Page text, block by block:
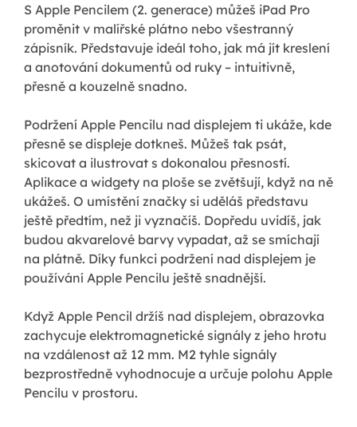
S Apple Pencilem (2. generace) můžeš iPad Pro
proměnit v malířské plátno nebo všestranný
zápisník. Představuje ideál toho, jak má jít kreslení
a anotování dokumentů od ruky – intuitivně,
přesně a kouzelně snadno.
Podržení Apple Pencilu nad displejem ti ukáže, kde
přesně se displeje dotkneš. Můžeš tak psát,
skicovat a ilustrovat s dokonalou přesností.
Aplikace a widgety na ploše se zvětšují, když na ně
ukážeš. O umístění značky si uděláš představu
ještě předtím, než ji vyznačíš. Dopředu uvidíš, jak
budou akvarelové barvy vypadat, až se smíchají
na plátně. Díky funkci podržení nad displejem je
používání Apple Pencilu ještě snadnější.
Když Apple Pencil držíš nad displejem, obrazovka
zachycuje elektromagnetické signály z jeho hrotu
na vzdálenost až 12 mm. M2 tyhle signály
bezprostředně vyhodnocuje a určuje polohu Apple
Pencilu v prostoru.